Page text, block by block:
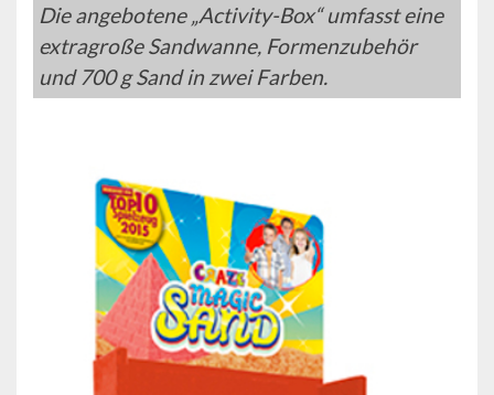
Die angebotene „Activity-Box“ umfasst eine
extragroße Sandwanne, Formenzubehör
und 700 g Sand in zwei Farben.